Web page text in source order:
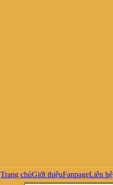
Trang chủGiới thiệuFanpageLiên hệ